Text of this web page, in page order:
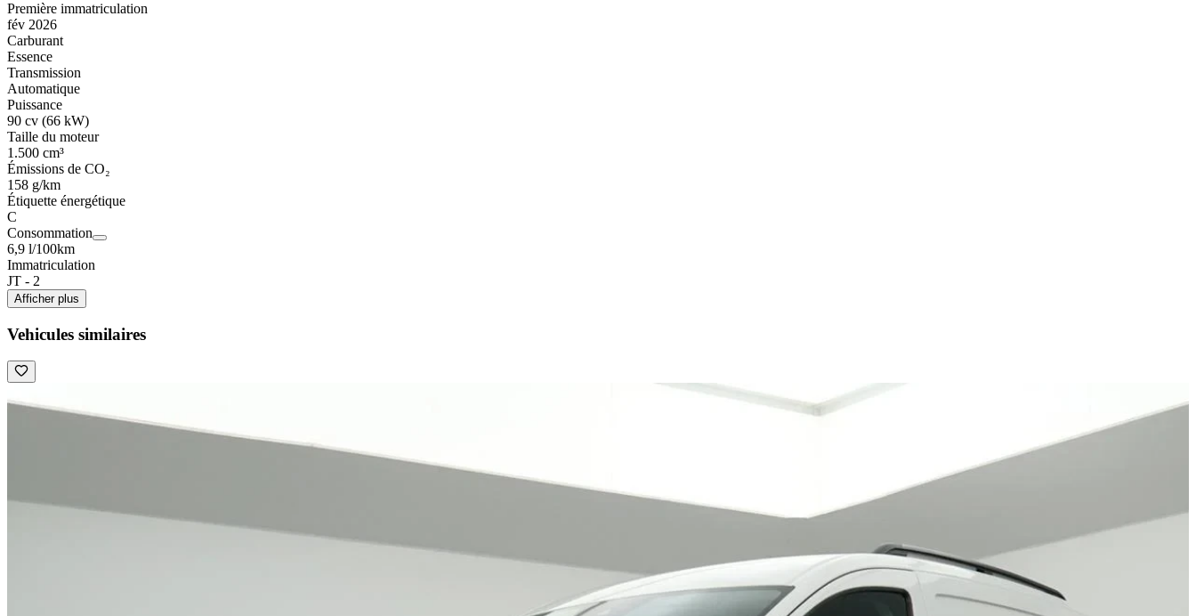
Première immatriculation
fév 2026
Carburant
Essence
Transmission
Automatique
Puissance
90 cv (66 kW)
Taille du moteur
1.500 cm³
Émissions de CO₂
158 g/km
Étiquette énergétique
C
Consommation
6,9 l/100km
Immatriculation
JT - 2
Afficher plus
Vehicules similaires